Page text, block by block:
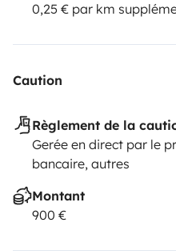
0,25 € par km
Caution
Règlement de la
Gerée en direct par le
bancaire, autres
Montant
900 €